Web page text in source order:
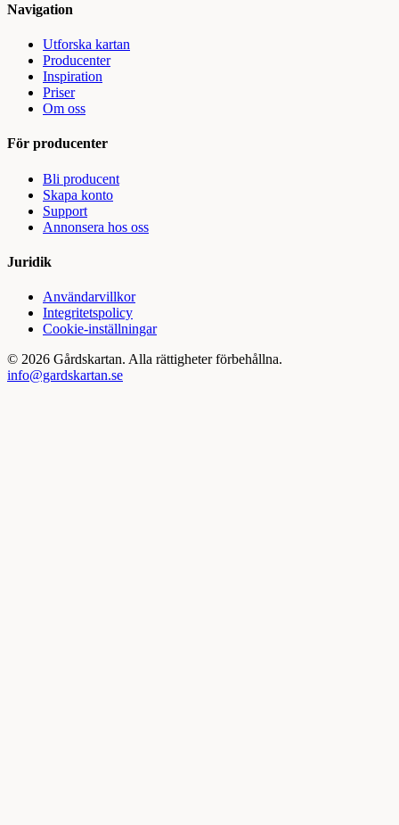
Navigation
Utforska kartan
Producenter
Inspiration
Priser
Om oss
För producenter
Bli producent
Skapa konto
Support
Annonsera hos oss
Juridik
Användarvillkor
Integritetspolicy
Cookie-inställningar
© 2026 Gårdskartan. Alla rättigheter förbehållna.
info@gardskartan.se